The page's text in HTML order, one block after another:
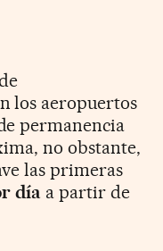
los aeropuertos
permanencia
no obstante,
las primeras
día a partir de